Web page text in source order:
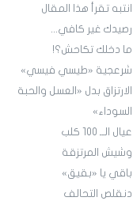
انتبه تقرأ هذا المقال
رصيدك غير كافي...
ما دخلك تكاحش؟!
شرعجية «طيسي فيسي»
الارتزاق بدل «العسل والحبة
السوداء»
عيال الــ 100 كلب
وشيش المرتزقة
باقي يا «بقيق»
دنقلص التحالف